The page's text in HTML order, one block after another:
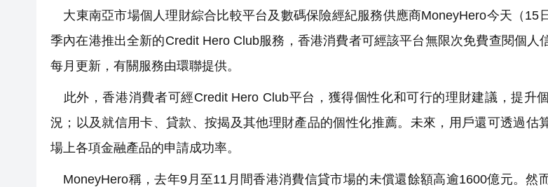
大東南亞市場個人理財綜合比較平台及數碼保險經紀服務供應商MoneyHero今天（15
季內在港推出全新的Credit Hero Club服務，香港消費者可經該平台無限次免費查閱個人
每月更新，有關服務由環聯提供。
此外，香港消費者可經Credit Hero Club平台，獲得個性化和可行的理財建議，提升
況；以及就信用卡、貸款、按揭及其他理財產品的個性化推薦。未來，用戶還可透過估
場上各項金融產品的申請成功率。
MoneyHero稱，去年9月至11月間香港消費信貸市場的未償還餘額高逾1600億元。然